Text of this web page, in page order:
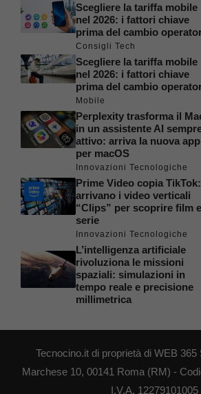
Scegliere la tariffa mobile
nel 2026: i fattori chiave
prima del cambio
Consigli Tech
Scegliere la tariffa mobile
nel 2026: i fattori chiave
prima del cambio
Mobile
Perplexity trasforma il
in un assistente AI
attivo: arriva la nuova app
per macOS
Innovazioni Tecnologiche
Prime Video copia TikTok:
arrivano i video verticali
“Clips” per scoprire film e
serie
Innovazioni Tecnologiche
L’intelligenza artificiale
rivoluziona le missioni
spaziali: simulazioni in
tempo reale e precisione
millimetrica
Tecnocino.it di proprietà di WEB 365
Marchese 10, 00141 Roma (RM) -
I.V.A. 12279101005